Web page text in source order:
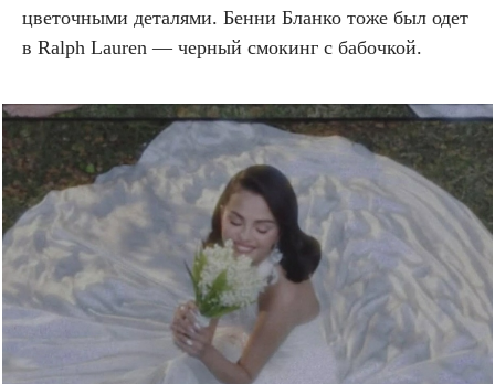
цветочными деталями. Бенни Бланко тоже был одет
в Ralph Lauren — черный смокинг с бабочкой.